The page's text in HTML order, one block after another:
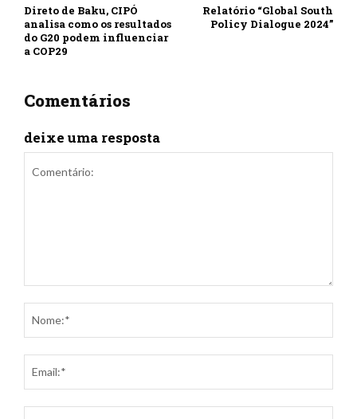
Direto de Baku, CIPÓ
analisa como os resultados
do G20 podem influenciar
a COP29
Relatório “Global South
Policy Dialogue 2024”
Comentários
deixe uma resposta